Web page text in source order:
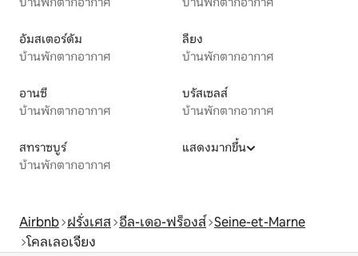
อัมสเตอร์ดัม
บ้านพักตากอากาศ
ลียง
บ้านพักตากอากาศ
อานซี
บ้านพักตากอากาศ
บรัสเซลส์
บ้านพักตากอากาศ
สทราซบูร์
บ้านพักตากอากาศ
แสดงมากขึ้น
Airbnb ฝรั่งเศส อีล-เดอ-ฟร็องส์ Seine-et-Marne
โคลเลอเจียง